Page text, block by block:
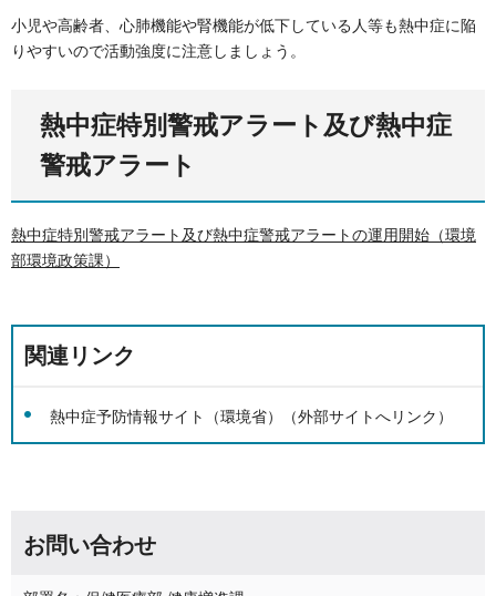
小児や高齢者、心肺機能や腎機能が低下している人等も熱中症に陥
りやすいので活動強度に注意しましょう。
熱中症特別警戒アラート及び熱中症
警戒アラート
熱中症特別警戒アラート及び熱中症警戒アラートの運用開始（環境
部環境政策課）
関連リンク
熱中症予防情報サイト（環境省）（外部サイトへリンク）
お問い合わせ